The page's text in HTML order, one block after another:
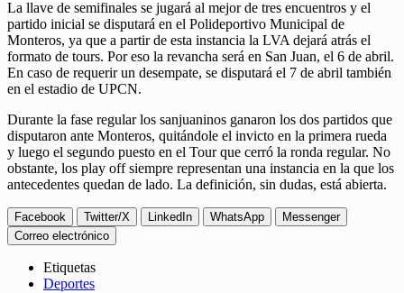
La llave de semifinales se jugará al mejor de tres encuentros y el
partido inicial se disputará en el Polideportivo Municipal de
Monteros, ya que a partir de esta instancia la LVA dejará atrás el
formato de tours. Por eso la revancha será en San Juan, el 6 de abril.
En caso de requerir un desempate, se disputará el 7 de abril también
en el estadio de UPCN.
Durante la fase regular los sanjuaninos ganaron los dos partidos que
disputaron ante Monteros, quitándole el invicto en la primera rueda
y luego el segundo puesto en el Tour que cerró la ronda regular. No
obstante, los play off siempre representan una instancia en la que los
antecedentes quedan de lado. La definición, sin dudas, está abierta.
Facebook Twitter/X LinkedIn WhatsApp
Messenger
Correo electrónico
Etiquetas
Deportes